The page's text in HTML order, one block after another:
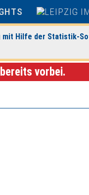
Hilfe der Statistik-
vorbei.